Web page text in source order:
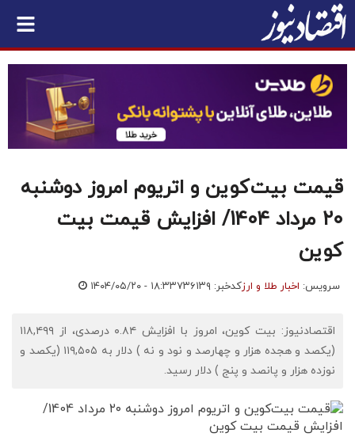
قیمت بیت‌کوین و اتریوم امروز دوشنبه
۲۰ مرداد 1404/ افزایش قیمت بیت
کوین
سرویس: اخبار طلا و ارزکدخبر: ۷۳۶۱۳۹ ۱۴۰۴/۰۵/۲۰ - ۱۸:۳۳
اقتصادنیوز: بیت کوین، امروز با افزایش ۰.۸۴ درصدی، از ۱۱۸,۴۹۹
(یکصد و هجده هزار و چهارصد و نود و نه ) دلار به ۱۱۹,۵۰۵ (یکصد و
نوزده هزار و پانصد و پنج ) دلار رسید.